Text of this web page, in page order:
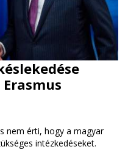
nem érti, hogy a magyar
intézkedéseket.